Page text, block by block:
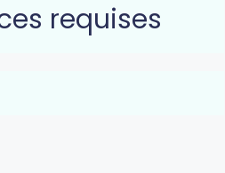
requises